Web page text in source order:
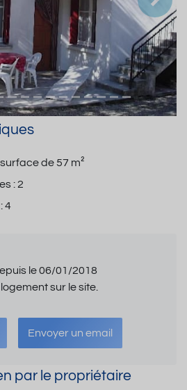
de57 m²
:2
4
le 06/01/2018
sur le site.
Envoyer un email
par le propriétaire